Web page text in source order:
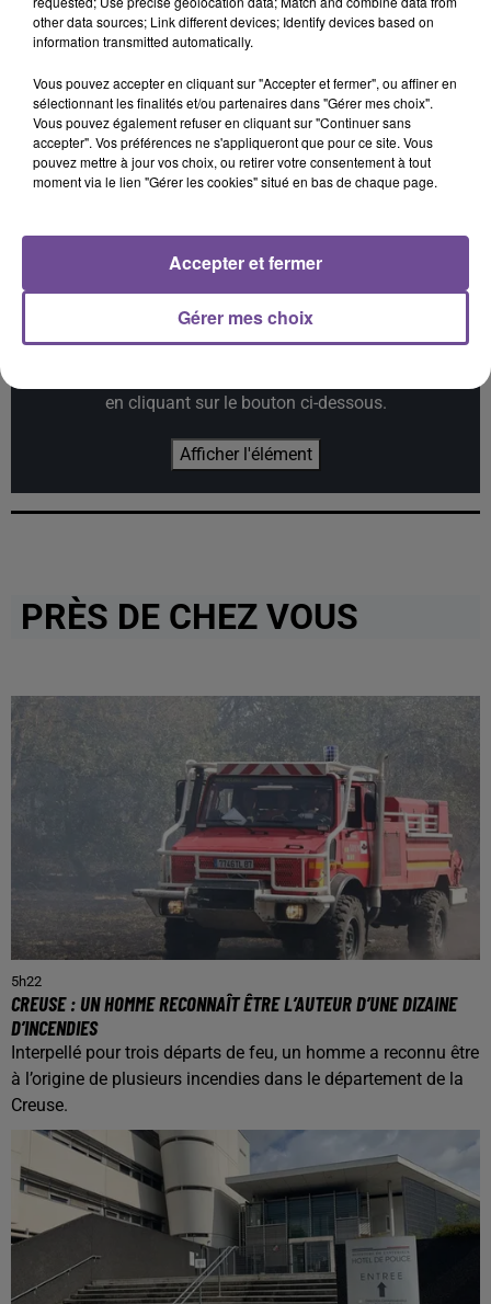
8h54
8h54
MYLES SMITH
Drive Safe
8h46
8h46
KATSEYE
Gabriela
8h43
8h43
METRO BOOMIN, THE
WEEKND, 21 SAVAGE
Creepin'
Cet élément est masqué compte-tenu du refus du
dépôt de cookies que vous avez exprimé. Si vous
en cliquant sur le bouton ci-dessous.
Afficher l'élément
PRÈS DE CHEZ VOUS
5h22
CREUSE : UN HOMME RECONNAÎT ÊTRE L’AUTEUR D’UNE DIZAINE
D’INCENDIES
Interpellé pour trois départs de feu, un homme a reconnu être
à l’origine de plusieurs incendies dans le département de la
Creuse.
other data sources; Link different devices; Identify devices based on
information transmitted automatically.
Vous pouvez accepter en cliquant sur "Accepter et fermer", ou affiner en
sélectionnant les finalités et/ou partenaires dans "Gérer mes choix".
Vous pouvez également refuser en cliquant sur "Continuer sans
accepter". Vos préférences ne s'appliqueront que pour ce site. Vous
pouvez mettre à jour vos choix, ou retirer votre consentement à tout
moment via le lien "Gérer les cookies" situé en bas de chaque page.
Gérer mes choix
Accepter et fermer